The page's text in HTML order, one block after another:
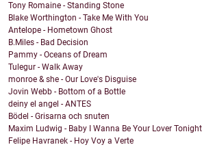
Tony Romaine - Standing Stone
Blake Worthington - Take Me With You
Antelope - Hometown Ghost
B.Miles - Bad Decision
Pammy - Oceans of Dream
Tulegur - Walk Away
monroe & she - Our Love's Disguise
Jovin Webb - Bottom of a Bottle
deiny el angel - ANTES
Bödel - Grisarna och snuten
Maxim Ludwig - Baby I Wanna Be Your Lover Tonight
Felipe Havranek - Hoy Voy a Verte